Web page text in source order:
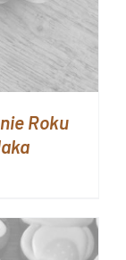
Roku